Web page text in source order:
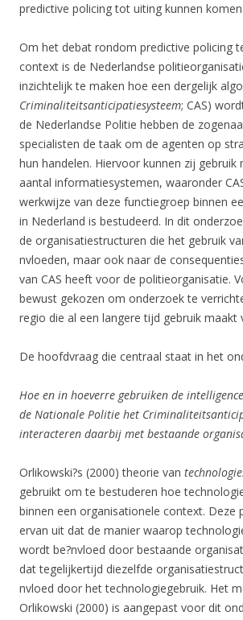
predictive policing tot uiting kunnen komen.
Om het debat rondom predictive policing
context is de Nederlandse
inzichtelijk te maken hoe een dergelijk
Criminaliteitsanticipatiesysteem; CAS)
de Nederlandse Politie hebben de
specialisten de taak om de agenten op
hun handelen. Hiervoor kunnen zij gebruik
aantal informatiesystemen, waaronder
werkwijze van deze functiegroep binnen
in Nederland is bestudeerd. In dit
de organisatiestructuren die het gebruik
nvloeden, maar ook naar de
van CAS heeft voor de politieorganisatie.
bewust gekozen om onderzoek te
regio die al een langere tijd gebruik maakt
De hoofdvraag die centraal staat in het
Hoe en in hoeverre gebruiken de
de Nationale Politie het
interacteren daarbij met bestaande
Orlikowski?s (2000) theorie van
gebruikt om te bestuderen hoe
binnen een organisationele context. Deze
ervan uit dat de manier waarop
wordt be?nvloed door bestaande
dat tegelijkertijd diezelfde
nvloed door het technologiegebruik. Het
Orlikowski (2000) is aangepast voor dit